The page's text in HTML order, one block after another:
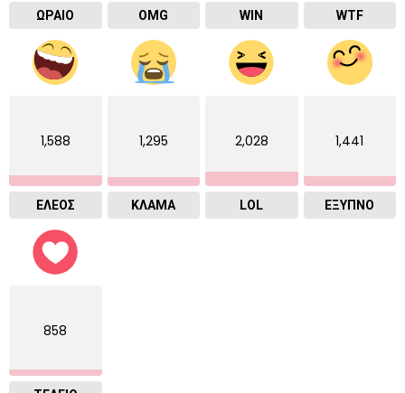
ΩΡΑΙΟ OMG WIN WTF
1,588
ΕΛΕΟΣ
1,295
ΚΛΑΜΑ
2,028
LOL
1,441
ΈΞΥΠΝΟ
858